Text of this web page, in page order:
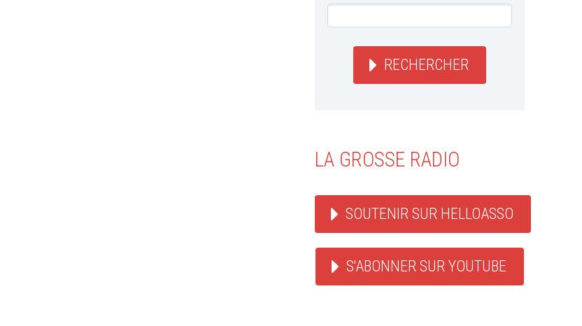
RECHERCHER
LA GROSSE RADIO
SOUTENIR SUR HELLOASSO
S'ABONNER SUR YOUTUBE